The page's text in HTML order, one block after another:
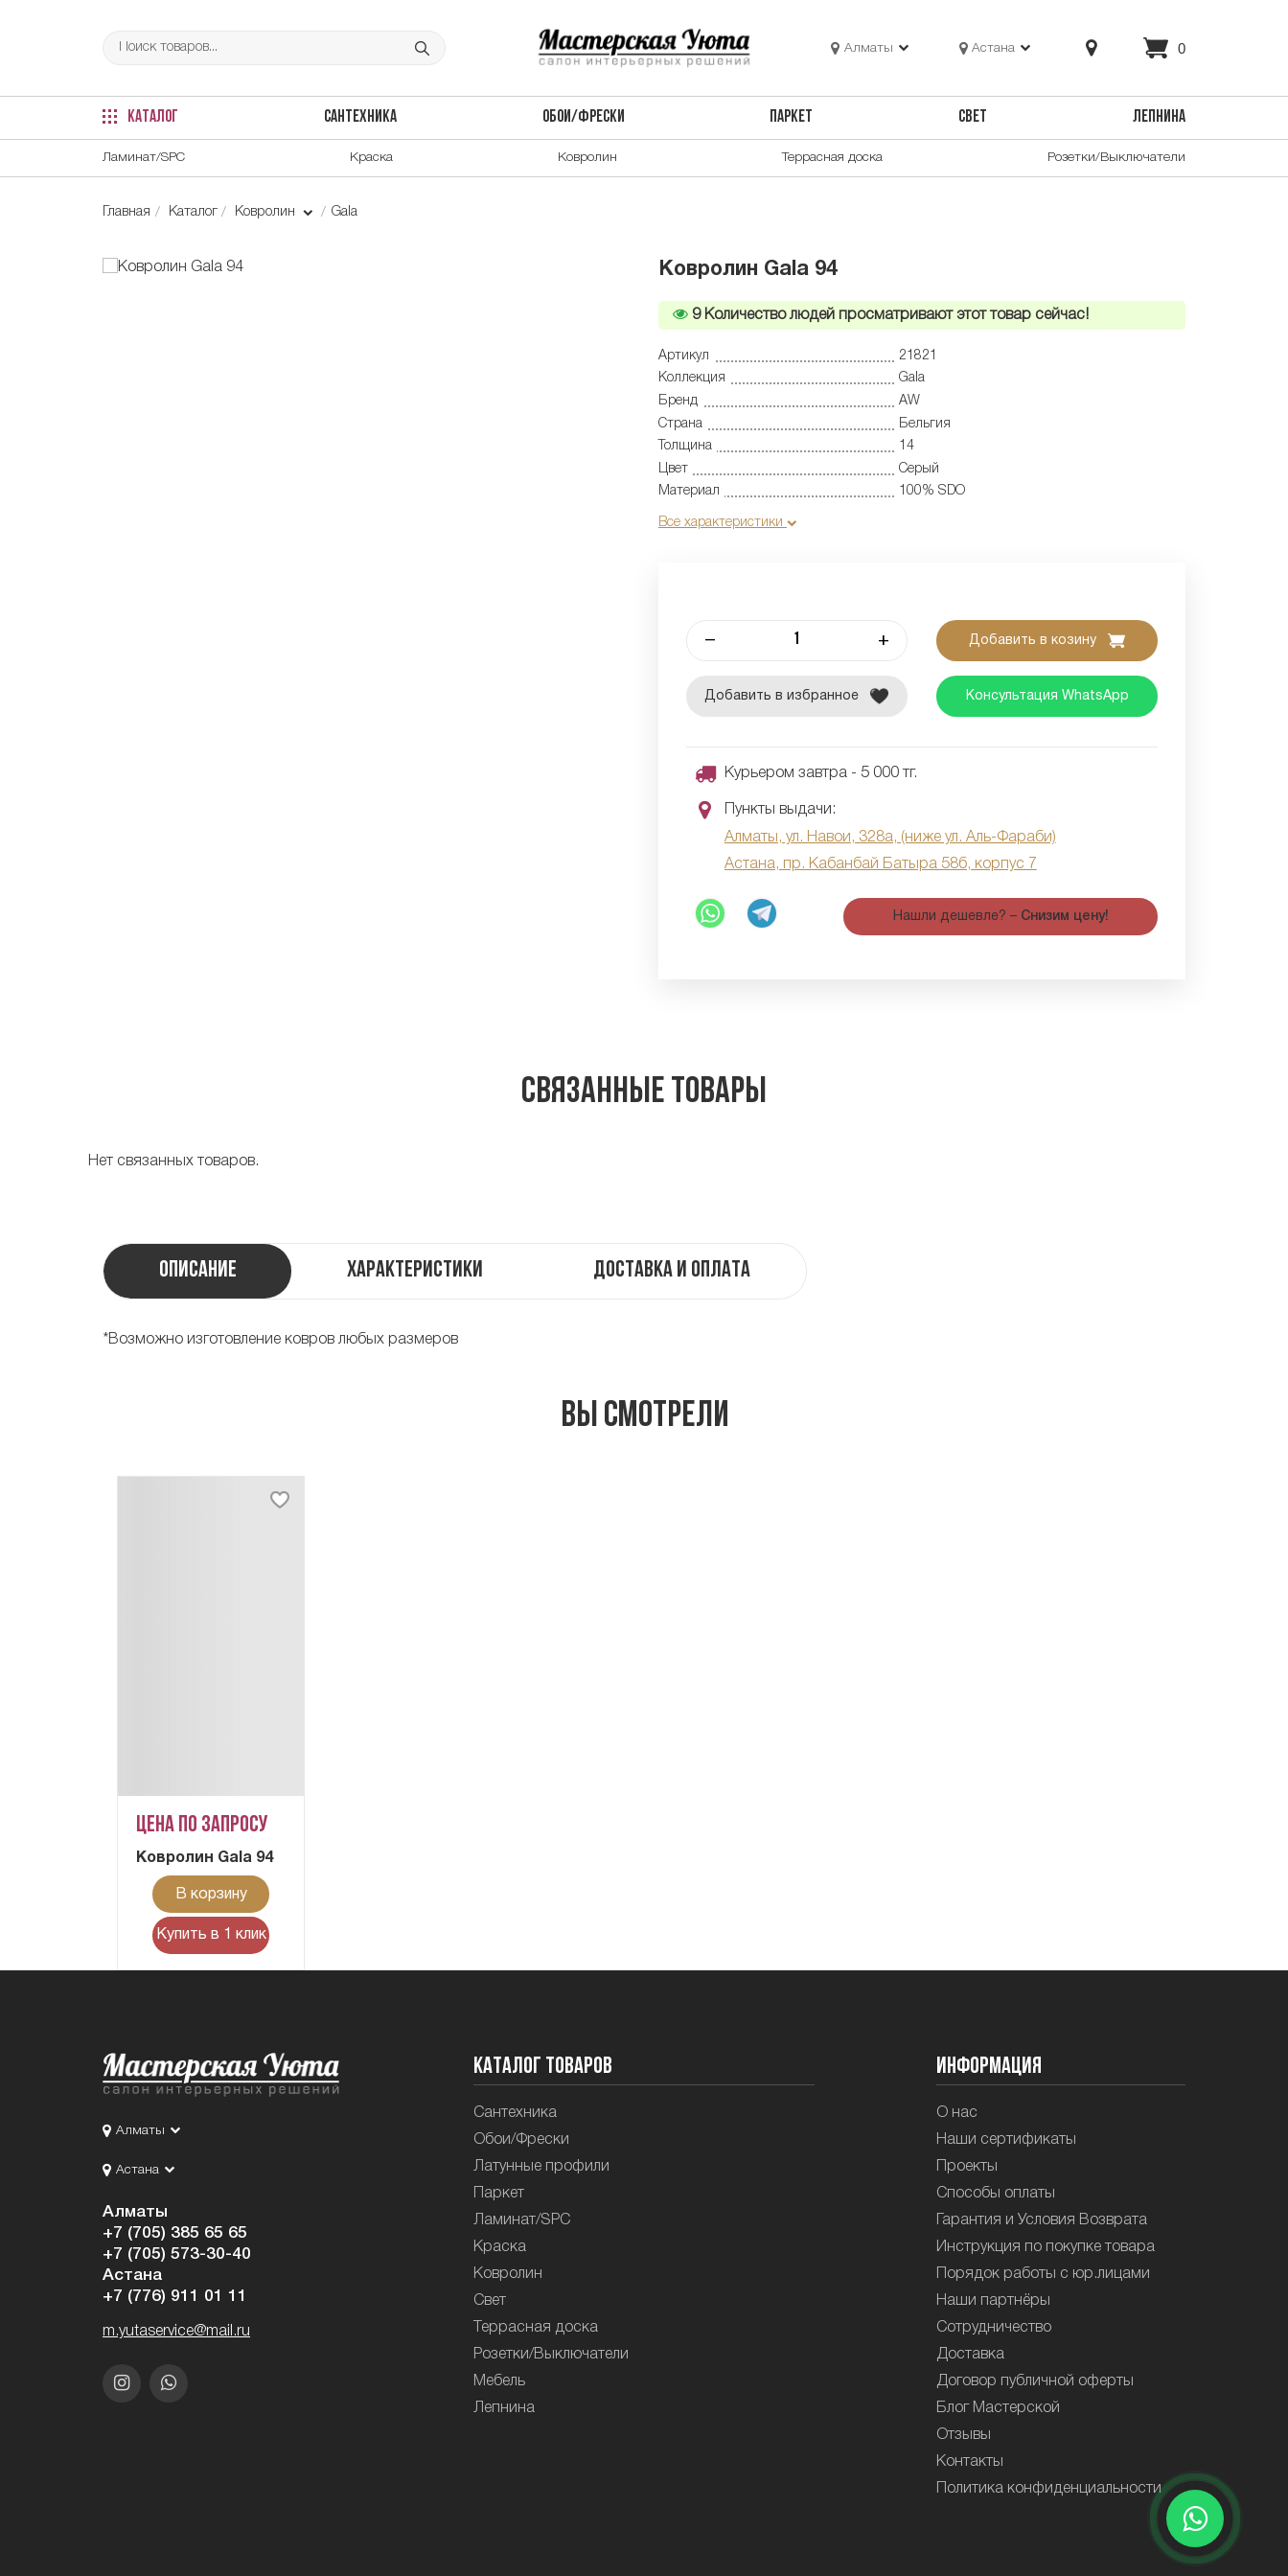
Алматы Астана 0
КАТАЛОГ САНТЕХНИКА ОБОИ/ФРЕСКИ ПАРКЕТ СВЕТ ЛЕПНИНА
Ламинат/SPC Краска Ковролин Террасная доска Розетки/Выключатели
Главная Каталог Ковролин Gala
Ковролин Gala 94
9Количество людей просматривают этот товар сейчас!
Артикул
21821
Коллекция
Gala
Бренд
AW
Страна
Бельгия
Толщина
14
Цвет
Серый
Материал
100% SDO
Все характеристики
– + Добавить в козину
Добавить в избранное Консультация WhatsApp
Курьером завтра - 5 000 тг.
Пункты выдачи:
Алматы, ул. Навои, 328а, (ниже ул. Аль-Фараби)
Астана, пр. Кабанбай Батыра 58б, корпус 7
Нашли дешевле? – Снизим цену!
Связанные товары
Нет связанных товаров.
Описание Характеристики Доставка и оплата
*Возможно изготовление ковров любых размеров
Вы смотрели
Цена по запросу
Ковролин Gala 94
В корзину
Купить в 1 клик
Алматы
Астана
Алматы
+7 (705) 385 65 65
+7 (705) 573-30-40
Астана
+7 (776) 911 01 11
m.yutaservice@mail.ru
Каталог товаров
Сантехника
Обои/Фрески
Латунные профили
Паркет
Ламинат/SPC
Краска
Ковролин
Свет
Террасная доска
Розетки/Выключатели
Мебель
Лепнина
Информация
О нас
Наши сертификаты
Проекты
Способы оплаты
Гарантия и Условия Возврата
Инструкция по покупке товара
Порядок работы с юр.лицами
Наши партнёры
Сотрудничество
Доставка
Договор публичной оферты
Блог Мастерской
Отзывы
Контакты
Политика конфиденциальности